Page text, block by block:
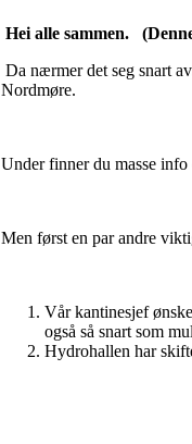
Hei alle sammen.
Da nærmer det seg snart
Nordmøre.
Under finner du masse info
Men først en par andre
Vår kantinesjef
også så snart som
Hydrohallen har